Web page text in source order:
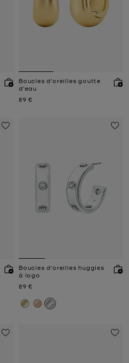
Boucles d'oreilles goutte
d'eau
Prix actuel
89 €
Boucles d'oreilles huggies
à logo
Prix actuel
89 €